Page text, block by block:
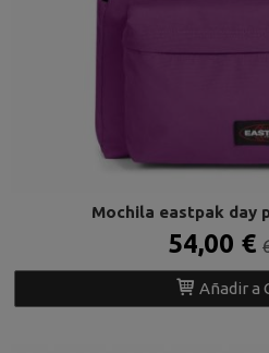
Mochila eastpak day
54,00 €
Añadir a